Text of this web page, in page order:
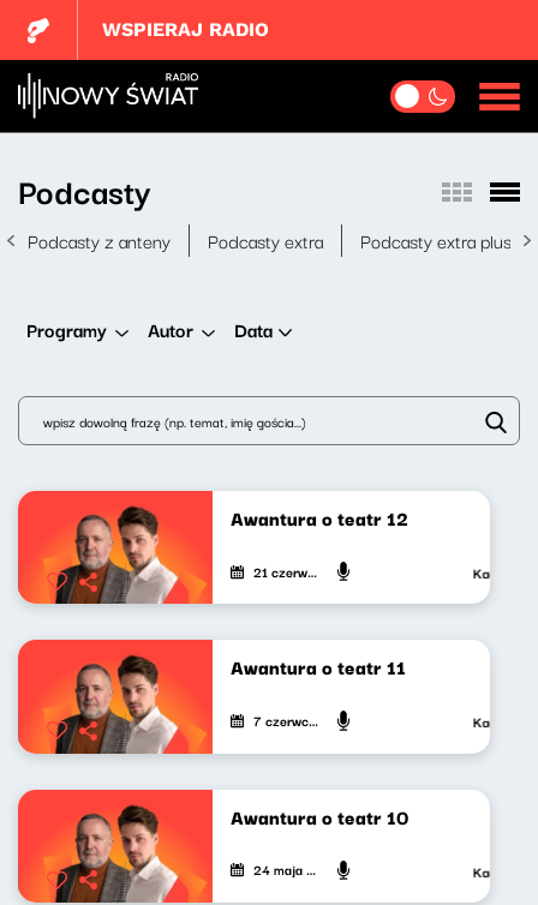
WSPIERAJ RADIO
Podcasty
Podcasty z anteny Podcasty extra Podcasty extra plus
Programy Autor Data
Awantura o teatr 12
21 czerwca 2024 Kacper
Awantura o teatr 11
7 czerwca 2024 Kacper
Awantura o teatr 10
24 maja 2024 Kacper